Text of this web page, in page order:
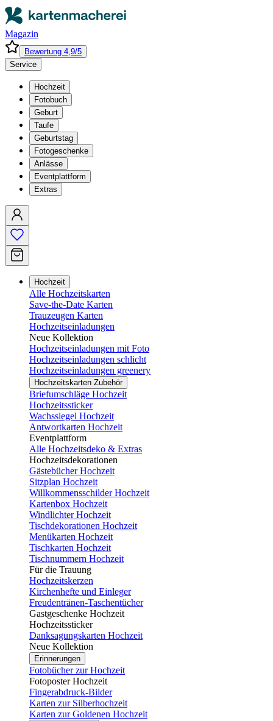
Magazin
Bewertung 4,9/5
Service
Hochzeit
Fotobuch
Geburt
Taufe
Geburtstag
Fotogeschenke
Anlässe
Eventplattform
Extras
Hochzeit
Alle Hochzeitskarten
Save-the-Date Karten
Trauzeugen Karten
Hochzeitseinladungen
Neue Kollektion
Hochzeitseinladungen mit Foto
Hochzeitseinladungen schlicht
Hochzeitseinladungen greenery
Hochzeitskarten Zubehör
Briefumschläge Hochzeit
Hochzeitssticker
Wachssiegel Hochzeit
Antwortkarten Hochzeit
Eventplattform
Alle Hochzeitsdeko & Extras
Hochzeitsdekorationen
Gästebücher Hochzeit
Sitzplan Hochzeit
Willkommensschilder Hochzeit
Kartenbox Hochzeit
Windlichter Hochzeit
Tischdekorationen Hochzeit
Menükarten Hochzeit
Tischkarten Hochzeit
Tischnummern Hochzeit
Für die Trauung
Hochzeitskerzen
Kirchenhefte und Einleger
Freudentränen-Taschentücher
Gastgeschenke Hochzeit
Hochzeitssticker
Danksagungskarten Hochzeit
Neue Kollektion
Erinnerungen
Fotobücher zur Hochzeit
Fotoposter Hochzeit
Fingerabdruck-Bilder
Karten zur Silberhochzeit
Karten zur Goldenen Hochzeit